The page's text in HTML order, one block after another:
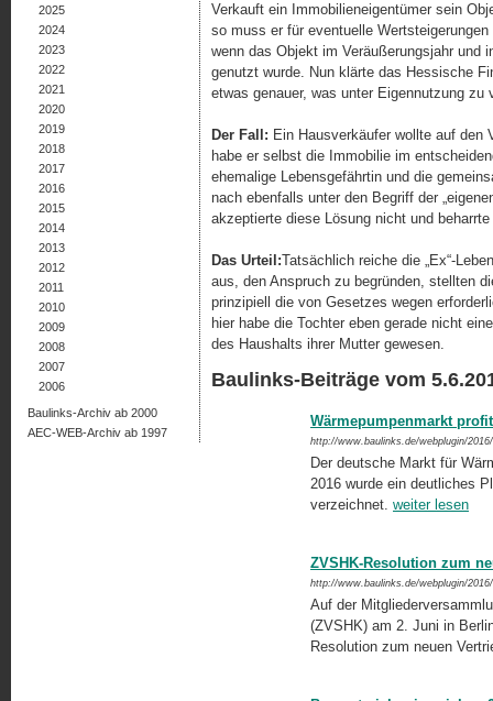
Verkauft ein Immobilieneigentümer sein
so muss er für eventuelle
wenn das Objekt im Veräußerungsjahr und
genutzt wurde. Nun klärte das Hessische
etwas genauer, was unter Eigennutzung
Der Fall: Ein Hausverkäufer wollte auf den
habe er selbst die Immobilie im
ehemalige Lebensgefährtin und die
nach ebenfalls unter den Begriff der
akzeptierte diese Lösung nicht und
Das Urteil:Tatsächlich reiche die „Ex“-
aus, den Anspruch zu begründen, stellten
prinzipiell die von Gesetzes wegen
hier habe die Tochter eben gerade nicht
des Haushalts ihrer Mutter gewesen.
Baulinks-Beiträge vom
Wärmepumpenmarkt
http://www.baulinks.de/webplugin/
Der deutsche Markt für
2016 wurde ein deutliches
verzeichnet. weiter lesen
ZVSHK-Resolution zum
http://www.baulinks.de/webplugin/
Auf der
(ZVSHK) am 2. Juni in
Resolution zum neuen
2025
2024
2023
2022
2021
2020
2019
2018
2017
2016
2015
2014
2013
2012
2011
2010
2009
2008
2007
2006
Baulinks-Archiv ab 2000
AEC-WEB-Archiv ab 1997